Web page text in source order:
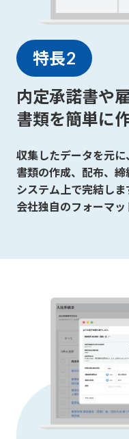
特長2
内定承諾書や
書類を簡単に
収集したデータを元に
書類の作成、配布、締
システム上で完結しま
会社独自のフォーマッ